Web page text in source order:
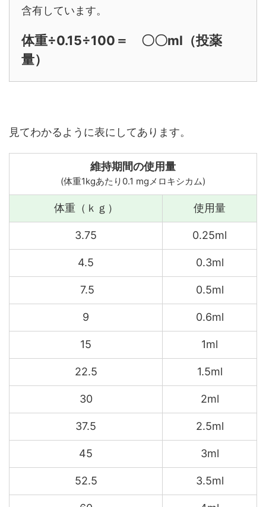
含有しています。
体重÷0.15÷100＝ 〇〇ml（投薬
量）
見てわかるように表にしてあります。
維持期間の使用量
(体重1kgあたり0.1 mgメロキシカム)
体重（ｋｇ） 使用量
3.75 0.25ml
4.5 0.3ml
7.5 0.5ml
9 0.6ml
15 1ml
22.5 1.5ml
30 2ml
37.5 2.5ml
45 3ml
52.5 3.5ml